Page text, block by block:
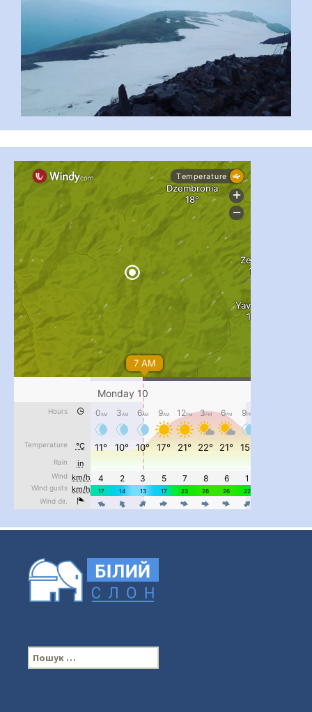
...
pimrec_project
#PipIvanToday...
pimrec_project
П
о